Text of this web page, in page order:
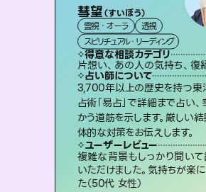
彗望（すいぼう）
霊視・オーラ
透視
スピリチュアル・リーディング
得意な相談カテゴリ
片想い、あの人の気持ち、復
占い師について
3,700年以上の歴史を持つ東
占術「易占」で詳細まで占い
かう道筋を示します。厳しい
体的な対策をお伝えします。
ユーザーレビュー
複雑な背景もしっかり聞い
いただけました。気持ちが楽
た（50代 女性）
アイリス -iris-
西洋占星術 タロット
ルーン
得意な相談カテゴリ
恋愛総合、片想い、二人
占い師について
復縁、恋愛、不倫の行方
思い、仕事関係や借金問
いことや心の負担になっ
紐解き、背中をそっと押して
ユーザーレビュー
安心感のあり、言い切って
さない鑑定のおかげで、毎
持ちを整えられます（30代
セラピスト理恵
霊視・オーラ
スピリチュアル・リーディング
得意な相談カテゴリ
片想い、二人の未来、
占い師について
連絡再開、復縁、成就
多数。セラピストとし
験があるからこそできる
い未来をサポートしま
ユーザーレビュー
とても心温まる鑑定でし
らは何も言っていないの
しゃるんだなと驚きです
桃源珠羽 と
霊視・オーラ
スピリチュアル・リーデ
得意な相談カテ
片想い、あの人の気
占い師について
恋愛のお悩みの中でも特に「曖昧な関係」の相談を得意としており、友達以上恋人未満なお相
ユーザーレビュー
鑑定していただいてア
動すると仲が復活して
とうございました（40
未来視師
霊視・オーラ
スピリチュアル・リ
得意な相談カ
出逢い、片想い
占い師について
未来には何パター
ます。不安で視え
たの素敵な未来を
選択できるようアド
ユーザーレビュー
職場の人の性質や人
本当によく視えていて
打てて前向きになれ
おう 霊感オ
霊視・オーラ
オラクルカード
得意な相談カ
恋愛総合、あの
占い師について
霊視×オラクルカ
「未来」そして「
ち」まで丁寧に読
ントを優しく引き
ユーザーレビュー
不安な気持ちが嘘
た…！よく視えてい
感じました（40代 女